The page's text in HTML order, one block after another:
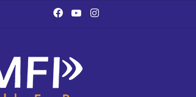
Facebook
YouTubeInstagram